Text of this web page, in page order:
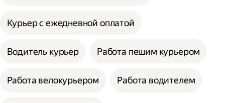
Курьер с ежедневной оплатой
Водитель курьер Работа пешим курьером
Работа велокурьером Работа водителем